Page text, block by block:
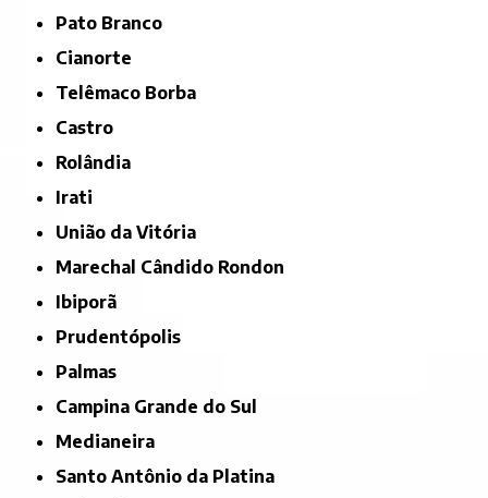
Pato Branco
Cianorte
Telêmaco Borba
Castro
Rolândia
Irati
União da Vitória
Marechal Cândido Rondon
Ibiporã
Prudentópolis
Palmas
Campina Grande do Sul
Medianeira
Santo Antônio da Platina